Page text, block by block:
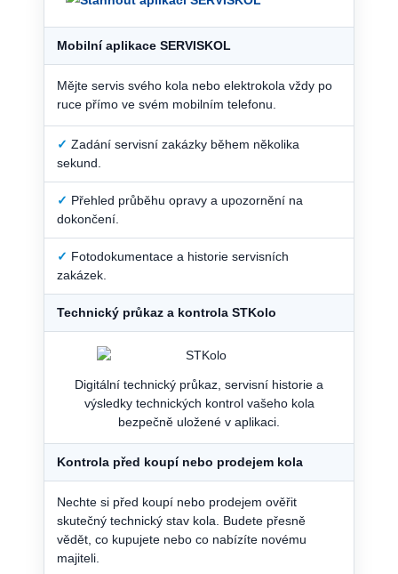
Mobilní aplikace SERVISKOL
Mějte servis svého kola nebo elektrokola vždy po
ruce přímo ve svém mobilním telefonu.
✓ Zadání servisní zakázky během několika
sekund.
✓ Přehled průběhu opravy a upozornění na
dokončení.
✓ Fotodokumentace a historie servisních
zakázek.
Technický průkaz a kontrola STKolo
Digitální technický průkaz, servisní historie a
výsledky technických kontrol vašeho kola
bezpečně uložené v aplikaci.
Kontrola před koupí nebo prodejem kola
Nechte si před koupí nebo prodejem ověřit
skutečný technický stav kola. Budete přesně
vědět, co kupujete nebo co nabízíte novému
majiteli.